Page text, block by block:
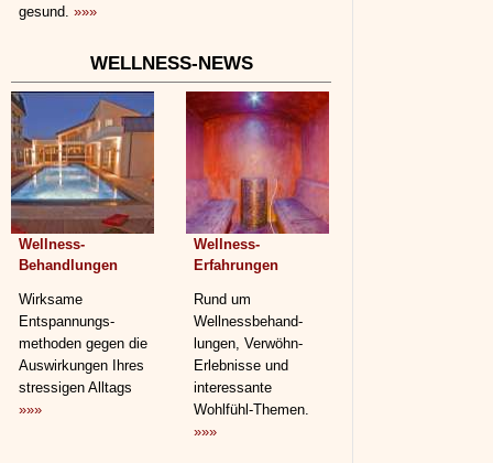
gesund. »»»
WELLNESS-NEWS
Wellness-
Behandlungen
Wirksame
Entspannungs­
methoden gegen die
Auswirkungen Ihres
stressigen Alltags
»»»
Wellness-
Erfahrungen
Rund um
Wellnessbehand­
lungen, Verwöhn-
Erlebnisse und
interessante
Wohlfühl-Themen.
»»»